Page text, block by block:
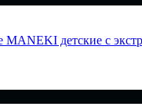
детские с